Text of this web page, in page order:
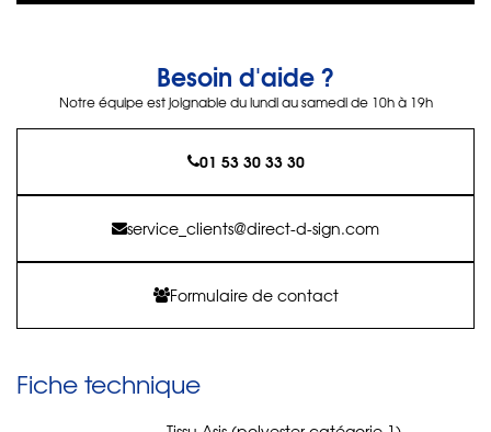
Besoin d'aide ?
Notre équipe est joignable du lundi au samedi de 10h à 19h
01 53 30 33 30
service_clients@direct-d-sign.com
Formulaire de contact
Fiche technique